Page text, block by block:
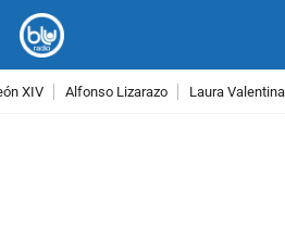
XIV Alfonso Lizarazo Laura